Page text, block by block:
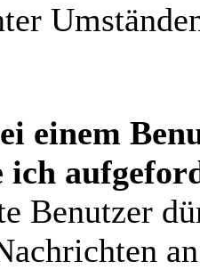
einem
ich
Benutzer